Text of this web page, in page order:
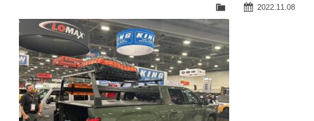
会社紹介
スタッフ募集
2022.11.08